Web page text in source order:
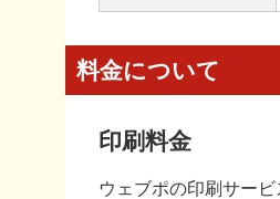
料金について
印刷料金
ウェブポの印刷サー